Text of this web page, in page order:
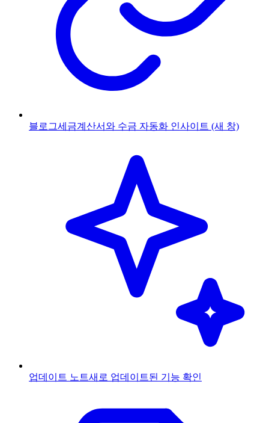
블로그세금계산서와 수금 자동화 인사이트 (새 창)
업데이트 노트새로 업데이트된 기능 확인